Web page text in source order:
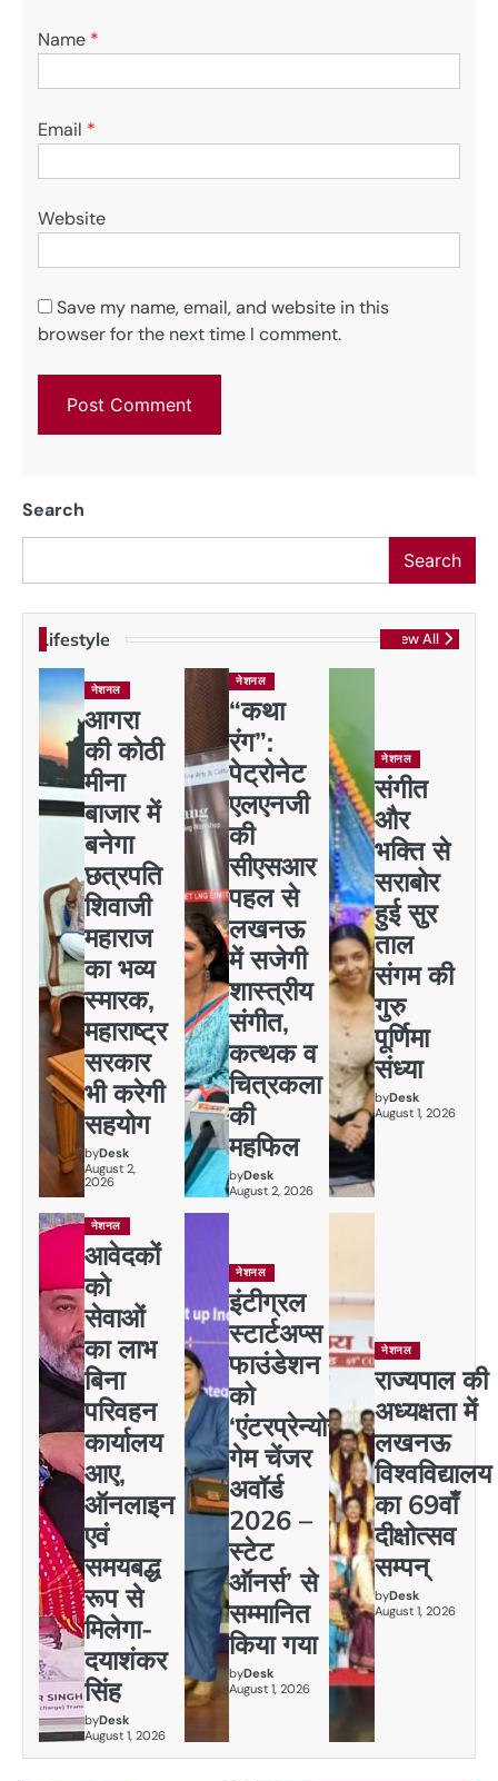
Name *
Email *
Website
Save my name, email, and website in this
browser for the next time I comment.
Search
Search
Lifestyle View All
नेशनल
आगरा
की कोठी
मीना
बाजार में
बनेगा
छत्रपति
शिवाजी
महाराज
का भव्य
स्मारक,
महाराष्ट्र
सरकार
भी करेगी
सहयोग
byDesk
August 2,
2026
नेशनल
“कथा
रंग”:
पेट्रोनेट
एलएनजी
की
सीएसआर
पहल से
लखनऊ
में सजेगी
शास्त्रीय
संगीत,
कत्थक व
चित्रकला
की
महफिल
byDesk
August 2, 2026
नेशनल
संगीत
और
भक्ति से
सराबोर
हुई सुर
ताल
संगम की
गुरु
पूर्णिमा
संध्या
byDesk
August 1, 2026
नेशनल
आवेदकों
को
सेवाओं
का लाभ
बिना
परिवहन
कार्यालय
आए,
ऑनलाइन
एवं
समयबद्ध
रूप से
मिलेगा-
दयाशंकर
सिंह
byDesk
August 1, 2026
नेशनल
इंटीग्रल
स्टार्टअप्स
फाउंडेशन
को
‘एंटरप्रेन्योर
गेम चेंजर
अवॉर्ड
2026 –
स्टेट
ऑनर्स’ से
सम्मानित
किया गया
byDesk
August 1, 2026
नेशनल
राज्यपाल की
अध्यक्षता में
लखनऊ
विश्वविद्यालय
का 69वाँ
दीक्षोत्सव
सम्पन्
byDesk
August 1, 2026